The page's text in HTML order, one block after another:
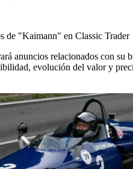
de "Kaimann" en Classic Trader
anuncios relacionados con su
evolución del valor y